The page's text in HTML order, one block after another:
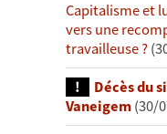
Capitalisme et
vers une
travailleuse ?
Décès du
Vaneigem(30/